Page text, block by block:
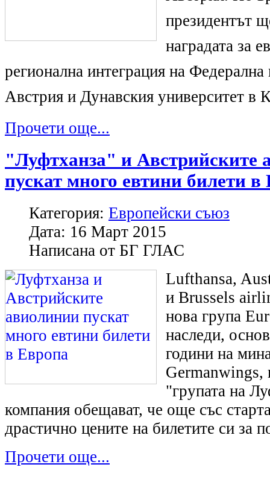
президентът
наградата за
регионална интеграция на
Австрия и Дунавския университет в
Прочети още...
"Луфтханза" и Австрийските
пускат много евтини билети в
Категория: Европейски съюз
Дата: 16 Март 2015
Написана от БГ ГЛАС
Lufthansa,
и Brussels
нова група
наследи,
години на
Germanwings,
"групата на
компания обещават, че още със
драстично цените на билетите си за
Прочети още...